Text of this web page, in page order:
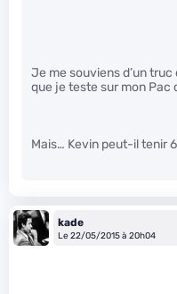
Je me souviens d’un
que je teste sur mon Pac
Mais… Kevin peut-il tenir
kade
Le 22/05/2015 à 20h04